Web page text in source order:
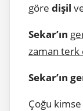
göre dişil
Sekar’ın
zaman terk
Sekar’ın
Çoğu